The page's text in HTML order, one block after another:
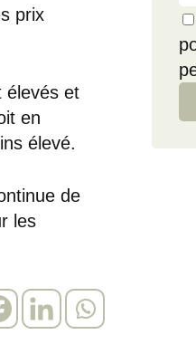
prix
élevés et
en
élevé.
de
les